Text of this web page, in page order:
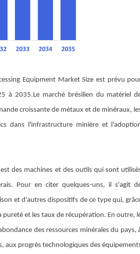
Equipment Market Size est prévu
à 2035.Le marché brésilien du matériel
croissante de métaux et de minéraux,
dans l'infrastructure minière et
des machines et des outils qui sont
Pour en citer quelques-uns, il s'agit
et d'autres dispositifs de ce type qui,
et les taux de récupération. En outre,
des ressources minérales du pays,
aux progrès technologiques des